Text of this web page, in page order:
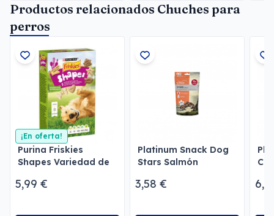
Productos relacionados Chuches para
perros
¡En oferta!
Purina Friskies
Shapes Variedad de
5,99 €
Platinum Snack Dog
Stars Salmón
3,58 €